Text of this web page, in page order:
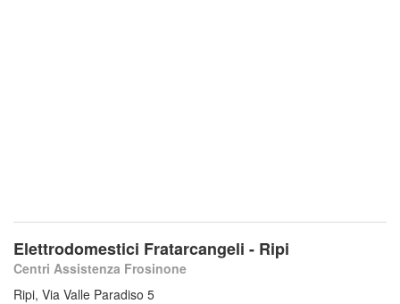
Elettrodomestici Fratarcangeli - Ripi
Centri Assistenza Frosinone
Ripi, Via Valle Paradiso 5